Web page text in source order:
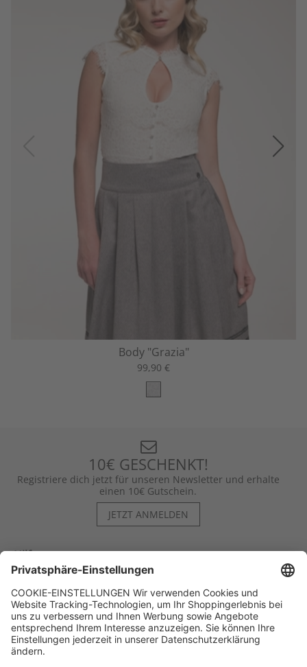
Body "Grazia"
99,90 €
10€ GESCHENKT!
Registriere dich jetzt für unseren Newsletter und erhalte
einen 10€ Gutschein.
JETZT ANMELDEN
Hilfe
Kontakt
Kategorien